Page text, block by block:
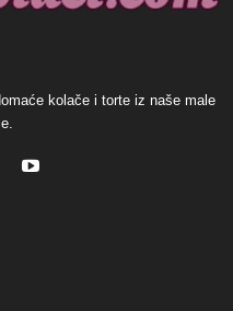
kolače i torte iz naše male